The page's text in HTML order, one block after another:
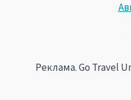
Реклама. Go Travel